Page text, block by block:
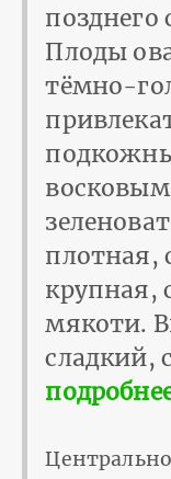
позднего
Плоды
тёмно-
плотная,
крупная,
мякоти.
сладкий,